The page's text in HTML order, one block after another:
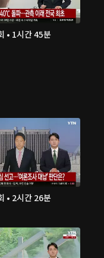
• 1시간 45분
• 2시간 26분